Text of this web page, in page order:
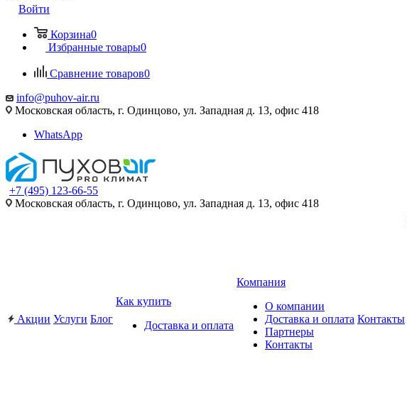
Войти
Корзина0
Избранные товары0
Сравнение товаров0
info@puhov-air.ru
Московская область, г. Одинцово, ул. Западная д. 13, офис 418
WhatsApp
+7 (495) 123-66-55
Московская область, г. Одинцово, ул. Западная д. 13, офис 418
Акции Услуги Блог
Как купить
Доставка и оплата
Компания
О компании
Доставка и оплата
Партнеры
Контакты
Контакты